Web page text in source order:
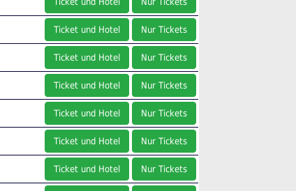
Ticket und Hotel Nur Tickets
Ticket und Hotel Nur Tickets
Ticket und Hotel Nur Tickets
Ticket und Hotel Nur Tickets
Ticket und Hotel Nur Tickets
Ticket und Hotel Nur Tickets